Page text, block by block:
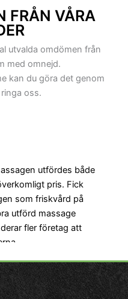
FRÅN VÅRA
utvalda omdömen från
med omnejd.
kan du göra det genom
oss.
utfördes både
pris. Fick
som friskvård på
utförd massage
fler företag att